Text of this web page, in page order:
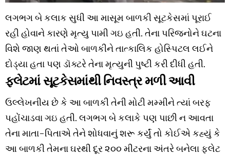
લગભગ બે કલાક સુધી આ માસૂમ બાળકી સૂટકેસમાં પૂરાઈ
રહી હોવાને કારણે મૃત્યુ પામી ગઇ હતી. તેના પરિજનોને ઘટના
વિશે જાણ થતાં તેઓ બાળકીને તાત્કાલિક હોસ્પિટલ લઈને
દોડ્યા હતા પણ ડૉક્ટરે તેના મૃત્યુની પુષ્ટી કરી દીધી હતી.
ફલેટમાં સૂટકેસમાંથી નિવસ્ત્ર મળી આવી
ઉલ્લેખનીય છે કે આ બાળકી તેની મોટી મમ્મીને ત્યાં બરફ
પહોંચાડવા ગઇ હતી. લગભગ બે કલાકે પણ પાછી ન આવતા
તેના માતા-પિતાએ તેને શોધવાનું શરૂ કર્યું તો કોઈએ કહ્યું કે
આ બાળકી તેમના ઘરથી દૂર ૨૦૦ મીટરના અંતરે બનેલા ફ્લેટ